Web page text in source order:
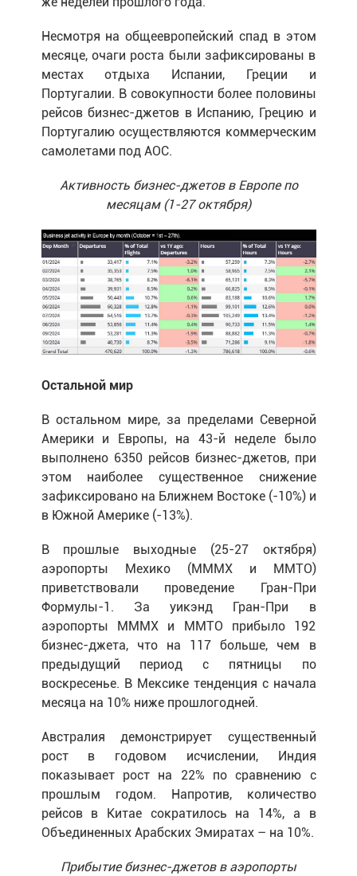
Несмотря на общеевропейский спад в этом
месяце, очаги роста были зафиксированы в
местах отдыха Испании, Греции и
Португалии. В совокупности более половины
рейсов бизнес-джетов в Испанию, Грецию и
Португалию осуществляются коммерческим
самолетами под AOC.
Активность бизнес-джетов в Европе по
месяцам (1-27 октября)
Остальной мир
В остальном мире, за пределами Северной
Америки и Европы, на 43-й неделе было
выполнено 6350 рейсов бизнес-джетов, при
этом наиболее существенное снижение
зафиксировано на Ближнем Востоке (-10%) и
в Южной Америке (-13%).
В прошлые выходные (25-27 октября)
аэропорты Мехико (MMMX и MMTO)
приветствовали проведение Гран-При
Формулы-1. За уикэнд Гран-При в
аэропорты MMMX и MMTO прибыло 192
бизнес-джета, что на 117 больше, чем в
предыдущий период с пятницы по
воскресенье. В Мексике тенденция с начала
месяца на 10% ниже прошлогодней.
Австралия демонстрирует существенный
рост в годовом исчислении, Индия
показывает рост на 22% по сравнению с
прошлым годом. Напротив, количество
рейсов в Китае сократилось на 14%, а в
Объединенных Арабских Эмиратах – на 10%.
Прибытие бизнес-джетов в аэропорты